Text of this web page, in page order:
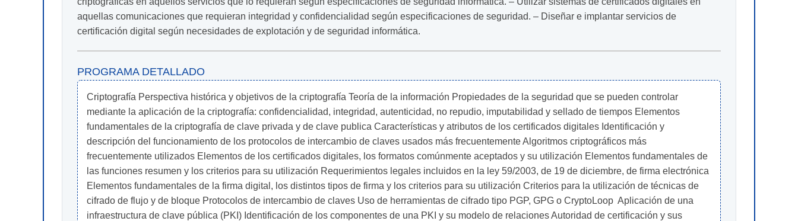
aquellas comunicaciones que requieran integridad y confidencialidad según especificaciones de seguridad. – Diseñar e implantar servicios de
certificación digital según necesidades de explotación y de seguridad informática.
PROGRAMA DETALLADO
Criptografía Perspectiva histórica y objetivos de la criptografía Teoría de la información Propiedades de la seguridad que se pueden controlar
mediante la aplicación de la criptografía: confidencialidad, integridad, autenticidad, no repudio, imputabilidad y sellado de tiempos Elementos
fundamentales de la criptografía de clave privada y de clave publica Características y atributos de los certificados digitales Identificación y
descripción del funcionamiento de los protocolos de intercambio de claves usados más frecuentemente Algoritmos criptográficos más
frecuentemente utilizados Elementos de los certificados digitales, los formatos comúnmente aceptados y su utilización Elementos fundamentales de
las funciones resumen y los criterios para su utilización Requerimientos legales incluidos en la ley 59/2003, de 19 de diciembre, de firma electrónica
Elementos fundamentales de la firma digital, los distintos tipos de firma y los criterios para su utilización Criterios para la utilización de técnicas de
cifrado de flujo y de bloque Protocolos de intercambio de claves Uso de herramientas de cifrado tipo PGP, GPG o CryptoLoop  Aplicación de una
infraestructura de clave pública (PKI) Identificación de los componentes de una PKI y su modelo de relaciones Autoridad de certificación y sus